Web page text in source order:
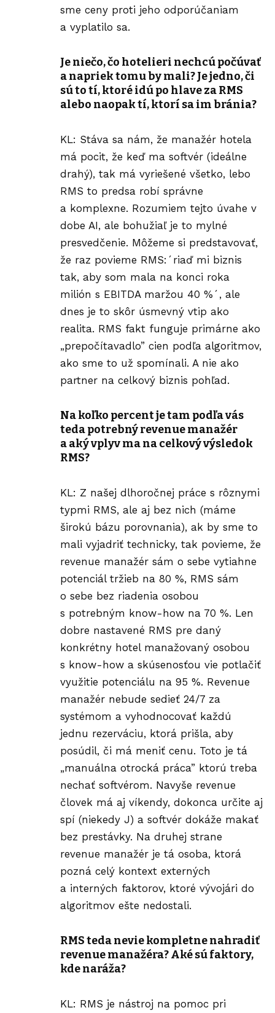
sme ceny proti jeho odporúčaniam
a vyplatilo sa.
Je niečo, čo hotelieri nechcú počúvať
a napriek tomu by mali? Je jedno, či
sú to tí, ktoré idú po hlave za RMS
alebo naopak tí, ktorí sa im bránia?
KL: Stáva sa nám, že manažér hotela
má pocit, že keď ma softvér (ideálne
drahý), tak má vyriešené všetko, lebo
RMS to predsa robí správne
a komplexne. Rozumiem tejto úvahe v
dobe AI, ale bohužiaľ je to mylné
presvedčenie. Môžeme si predstavovať,
že raz povieme RMS:´riaď mi biznis
tak, aby som mala na konci roka
milión s EBITDA maržou 40 %´, ale
dnes je to skôr úsmevný vtip ako
realita. RMS fakt funguje primárne ako
„prepočítavadlo” cien podľa algoritmov,
ako sme to už spomínali. A nie ako
partner na celkový biznis pohľad.
Na koľko percent je tam podľa vás
teda potrebný revenue manažér
a aký vplyv ma na celkový výsledok
RMS?
KL: Z našej dlhoročnej práce s rôznymi
typmi RMS, ale aj bez nich (máme
širokú bázu porovnania), ak by sme to
mali vyjadriť technicky, tak povieme, že
revenue manažér sám o sebe vytiahne
potenciál tržieb na 80 %, RMS sám
o sebe bez riadenia osobou
s potrebným know-how na 70 %. Len
dobre nastavené RMS pre daný
konkrétny hotel manažovaný osobou
s know-how a skúsenosťou vie potlačiť
využitie potenciálu na 95 %. Revenue
manažér nebude sedieť 24/7 za
systémom a vyhodnocovať každú
jednu rezerváciu, ktorá prišla, aby
posúdil, či má meniť cenu. Toto je tá
„manuálna otrocká práca” ktorú treba
nechať softvérom. Navyše revenue
človek má aj víkendy, dokonca určite aj
spí (niekedy J) a softvér dokáže makať
bez prestávky. Na druhej strane
revenue manažér je tá osoba, ktorá
pozná celý kontext externých
a interných faktorov, ktoré vývojári do
algoritmov ešte nedostali.
RMS teda nevie kompletne nahradiť
revenue manažéra? Aké sú faktory,
kde naráža?
KL: RMS je nástroj na pomoc pri